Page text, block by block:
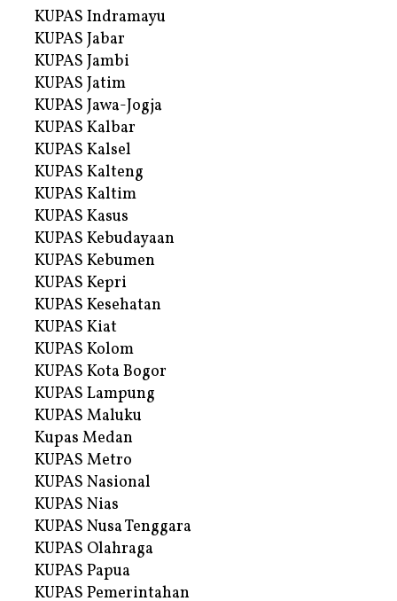
KUPAS Indramayu
KUPAS Jabar
KUPAS Jambi
KUPAS Jatim
KUPAS Jawa-Jogja
KUPAS Kalbar
KUPAS Kalsel
KUPAS Kalteng
KUPAS Kaltim
KUPAS Kasus
KUPAS Kebudayaan
KUPAS Kebumen
KUPAS Kepri
KUPAS Kesehatan
KUPAS Kiat
KUPAS Kolom
KUPAS Kota Bogor
KUPAS Lampung
KUPAS Maluku
Kupas Medan
KUPAS Metro
KUPAS Nasional
KUPAS Nias
KUPAS Nusa Tenggara
KUPAS Olahraga
KUPAS Papua
KUPAS Pemerintahan